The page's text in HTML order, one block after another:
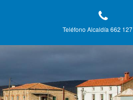
Teléfono Alcaldía 662